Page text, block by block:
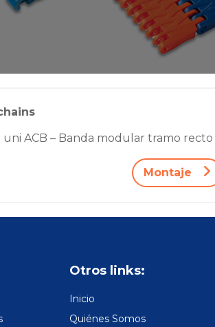
uni ACB – Banda modular tramo recto
Montaje
Otros links:
Inicio
Quiénes Somos